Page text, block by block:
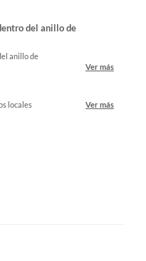
del anillo de
anillo de
Ver más
locales Ver más